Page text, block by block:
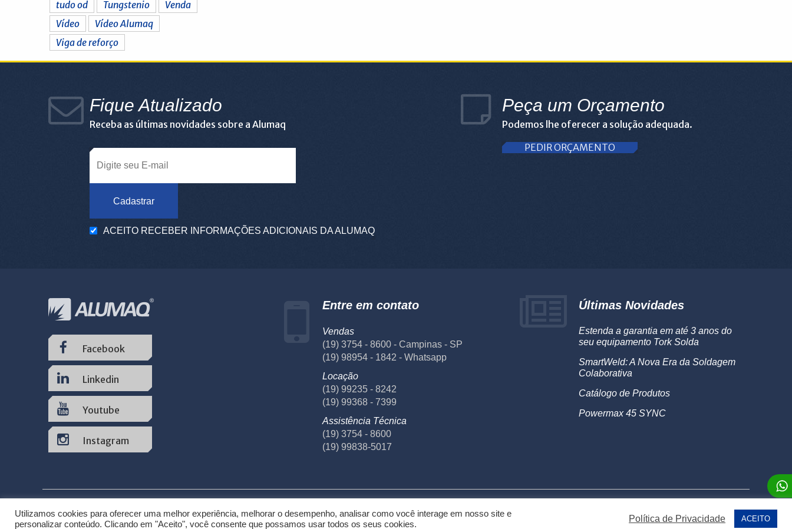
tudo od
Tungstenio
Venda
Vídeo
Vídeo Alumaq
Viga de reforço
Fique Atualizado
Receba as últimas novidades sobre a Alumaq
Cadastrar
ACEITO RECEBER INFORMAÇÕES ADICIONAIS DA ALUMAQ
Peça um Orçamento
Podemos lhe oferecer a solução adequada.
PEDIR ORÇAMENTO
Facebook
Linkedin
Youtube
Instagram
Entre em contato
Vendas
(19) 3754 - 8600 - Campinas - SP
(19) 98954 - 1842 - Whatsapp
Locação
(19) 99235 - 8242
(19) 99368 - 7399
Assistência Técnica
(19) 3754 - 8600
(19) 99838-5017
Últimas Novidades
Estenda a garantia em até 3 anos do
seu equipamento Tork Solda
SmartWeld: A Nova Era da Soldagem
Colaborativa
Catálogo de Produtos
Powermax 45 SYNC
Utilizamos cookies para oferecer uma melhor experiência, melhorar o desempenho, analisar como você interage em nosso site e
personalizar conteúdo. Clicando em "Aceito", você consente que possamos usar todos os seus cookies.
Política de Privacidade ACEITO